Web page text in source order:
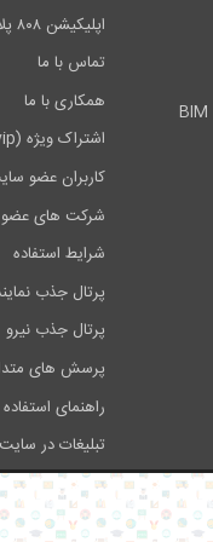
اپلیکیشن ۸۰۸ پلاس
تماس با ما
همکاری با ما
اشتراک ویژه (vip)
کاربران عضو
شرکت های
شرایط استفاده
پرتال جذب
پرتال جذب نیرو
پرسش های
راهنمای
تبلیغات در سایت